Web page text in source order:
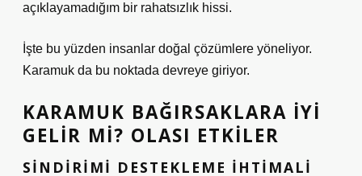
açıklayamadığım bir rahatsızlık hissi.
İşte bu yüzden insanlar doğal çözümlere yöneliyor.
Karamuk da bu noktada devreye giriyor.
KARAMUK BAĞIRSAKLARA IYI
GELIR MI? OLASI ETKILER
SINDIRIMI DESTEKLEME IHTIMALI